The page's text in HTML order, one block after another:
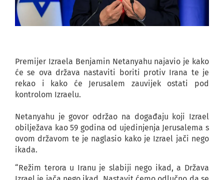
Premijer Izraela Benjamin Netanyahu najavio je kako
će se ova država nastaviti boriti protiv Irana te je
rekao i kako će Jerusalem zauvijek ostati pod
kontrolom Izraelu.
Netanyahu je govor održao na događaju koji Izrael
obilježava kao 59 godina od ujedinjenja Jerusalema s
ovom državom te je naglasio kako je Izrael jači nego
ikada.
“Režim terora u Iranu je slabiji nego ikad, a Država